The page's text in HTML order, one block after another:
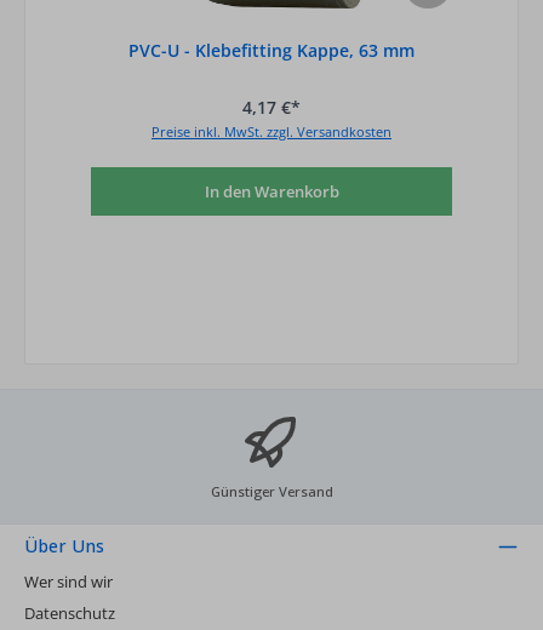
PVC-U - Klebefitting Kappe, 63 mm
4,17 €*
Preise inkl. MwSt. zzgl. Versandkosten
In den Warenkorb
Günstiger Versand
Über Uns
Wer sind wir
Datenschutz